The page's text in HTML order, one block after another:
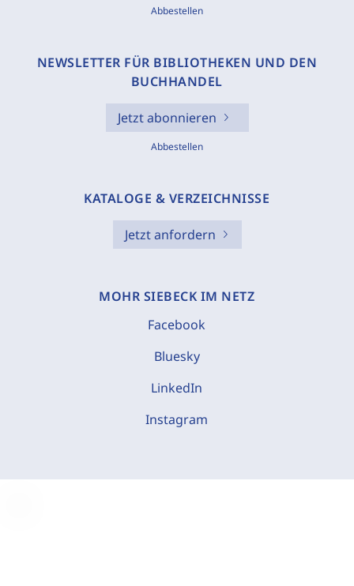
Abbestellen
NEWSLETTER FÜR BIBLIOTHEKEN UND DEN
BUCHHANDEL
Jetzt abonnieren
Abbestellen
KATALOGE & VERZEICHNISSE
Jetzt anfordern
MOHR SIEBECK IM NETZ
Facebook
Bluesky
LinkedIn
Instagram